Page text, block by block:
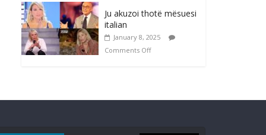
Ju akuzoi thotë mësuesi
italian
January 8, 2025
Comments Off